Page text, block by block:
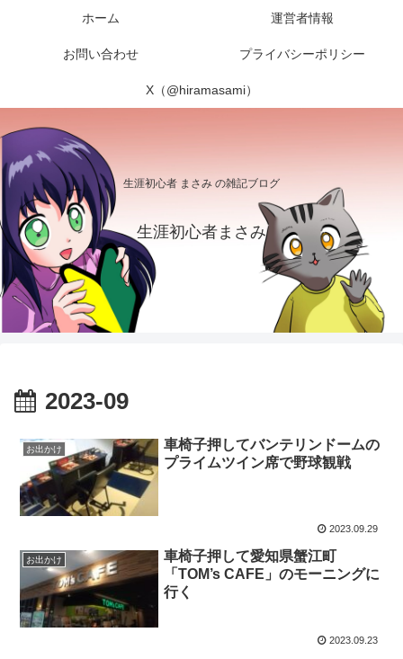
生涯初心者 まさみ の雑記ブログ
生涯初心者まさみ
ホーム 運営者情報
お問い合わせ プライバシーポリシー
X（@hiramasami）
2023-09
お出かけ
車椅子押してバンテリンドームの
プライムツイン席で野球観戦
2023.09.29
お出かけ
車椅子押して愛知県蟹江町
「TOM’s CAFE」のモーニングに
行く
2023.09.23